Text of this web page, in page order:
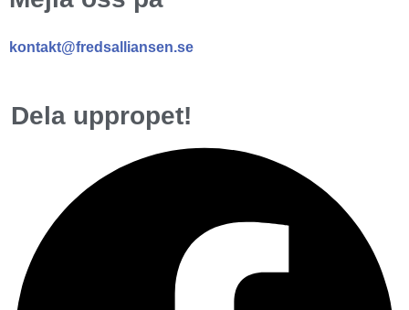
kontakt@fredsalliansen.se
Dela uppropet!